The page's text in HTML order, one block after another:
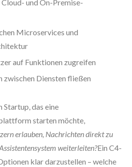
und On-Premise-
Microservices und
auf Funktionen zugreifen
zwischen Diensten fließen
Startup, das eine
starten möchte,
erlauben, Nachrichten direkt zu
weiterleiten?Ein C4-
klar darzustellen – welche